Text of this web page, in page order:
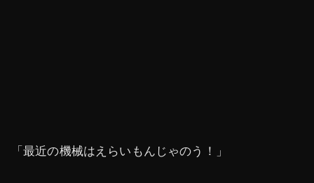
「最近の機械はえらいもんじゃのう！」